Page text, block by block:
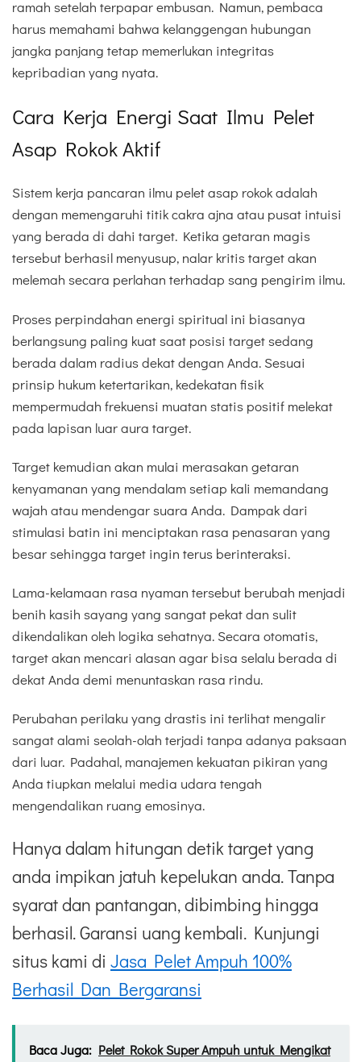
ramah setelah terpapar embusan. Namun, pembaca
harus memahami bahwa kelanggengan hubungan
jangka panjang tetap memerlukan integritas
kepribadian yang nyata.
Cara Kerja Energi Saat Ilmu Pelet
Asap Rokok Aktif
Sistem kerja pancaran ilmu pelet asap rokok adalah
dengan memengaruhi titik cakra ajna atau pusat intuisi
yang berada di dahi target. Ketika getaran magis
tersebut berhasil menyusup, nalar kritis target akan
melemah secara perlahan terhadap sang pengirim ilmu.
Proses perpindahan energi spiritual ini biasanya
berlangsung paling kuat saat posisi target sedang
berada dalam radius dekat dengan Anda. Sesuai
prinsip hukum ketertarikan, kedekatan fisik
mempermudah frekuensi muatan statis positif melekat
pada lapisan luar aura target.
Target kemudian akan mulai merasakan getaran
kenyamanan yang mendalam setiap kali memandang
wajah atau mendengar suara Anda. Dampak dari
stimulasi batin ini menciptakan rasa penasaran yang
besar sehingga target ingin terus berinteraksi.
Lama-kelamaan rasa nyaman tersebut berubah menjadi
benih kasih sayang yang sangat pekat dan sulit
dikendalikan oleh logika sehatnya. Secara otomatis,
target akan mencari alasan agar bisa selalu berada di
dekat Anda demi menuntaskan rasa rindu.
Perubahan perilaku yang drastis ini terlihat mengalir
sangat alami seolah-olah terjadi tanpa adanya paksaan
dari luar. Padahal, manajemen kekuatan pikiran yang
Anda tiupkan melalui media udara tengah
mengendalikan ruang emosinya.
Hanya dalam hitungan detik target yang
anda impikan jatuh kepelukan anda. Tanpa
syarat dan pantangan, dibimbing hingga
berhasil. Garansi uang kembali. Kunjungi
situs kami di Jasa Pelet Ampuh 100%
Berhasil Dan Bergaransi
Baca Juga: Pelet Rokok Super Ampuh untuk Mengikat